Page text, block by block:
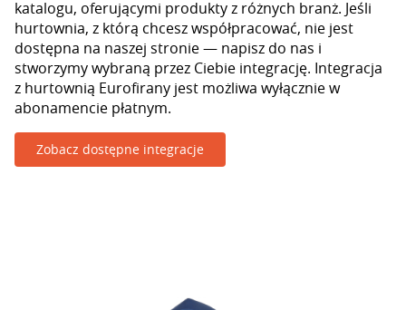
katalogu, oferującymi produkty z różnych branż. Jeśli
hurtownia, z którą chcesz współpracować, nie jest
dostępna na naszej stronie — napisz do nas i
stworzymy wybraną przez Ciebie integrację. Integracja
z hurtownią Eurofirany jest możliwa wyłącznie w
abonamencie płatnym.
Zobacz dostępne integracje